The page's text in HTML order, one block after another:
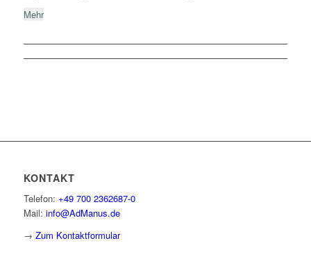
Mehr
KONTAKT
Telefon: +49 700 2362687-0
Mail: info@AdManus.de
→ Zum Kontaktformular